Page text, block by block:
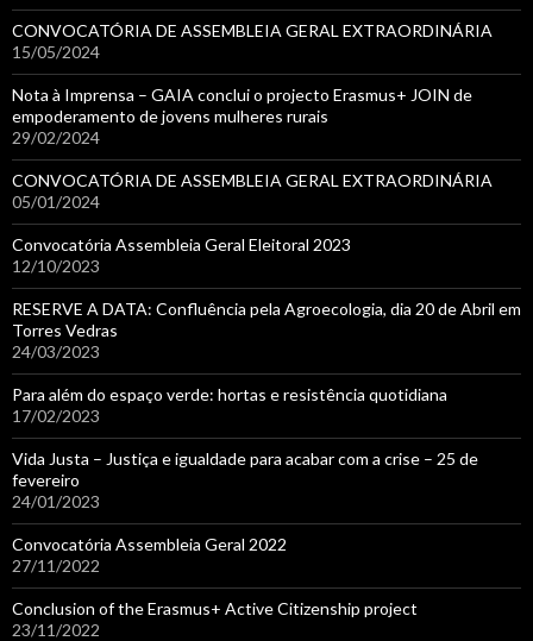
CONVOCATÓRIA DE ASSEMBLEIA GERAL EXTRAORDINÁRIA
15/05/2024
Nota à Imprensa – GAIA conclui o projecto Erasmus+ JOIN de
empoderamento de jovens mulheres rurais
29/02/2024
CONVOCATÓRIA DE ASSEMBLEIA GERAL EXTRAORDINÁRIA
05/01/2024
Convocatória Assembleia Geral Eleitoral 2023
12/10/2023
RESERVE A DATA: Confluência pela Agroecologia, dia 20 de Abril em
Torres Vedras
24/03/2023
Para além do espaço verde: hortas e resistência quotidiana
17/02/2023
Vida Justa – Justiça e igualdade para acabar com a crise – 25 de
fevereiro
24/01/2023
Convocatória Assembleia Geral 2022
27/11/2022
Conclusion of the Erasmus+ Active Citizenship project
23/11/2022